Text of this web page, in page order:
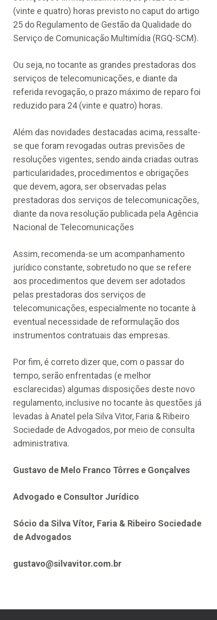
(vinte e quatro) horas previsto no caput do artigo
25 do Regulamento de Gestão da Qualidade do
Serviço de Comunicação Multimídia (RGQ-SCM).
Ou seja, no tocante as grandes prestadoras dos
serviços de telecomunicações, e diante da
referida revogação, o prazo máximo de reparo foi
reduzido para 24 (vinte e quatro) horas.
Além das novidades destacadas acima, ressalte-
se que foram revogadas outras previsões de
resoluções vigentes, sendo ainda criadas outras
particularidades, procedimentos e obrigações
que devem, agora, ser observadas pelas
prestadoras dos serviços de telecomunicações,
diante da nova resolução publicada pela Agência
Nacional de Telecomunicações
Assim, recomenda-se um acompanhamento
jurídico constante, sobretudo no que se refere
aos procedimentos que devem ser adotados
pelas prestadoras dos serviços de
telecomunicações, especialmente no tocante à
eventual necessidade de reformulação dos
instrumentos contratuais das empresas.
Por fim, é correto dizer que, com o passar do
tempo, serão enfrentadas (e melhor
esclarecidas) algumas disposições deste novo
regulamento, inclusive no tocante às questões já
levadas à Anatel pela Silva Vitor, Faria & Ribeiro
Sociedade de Advogados, por meio de consulta
administrativa.
Gustavo de Melo Franco Tôrres e Gonçalves
Advogado e Consultor Jurídico
Sócio da Silva Vítor, Faria & Ribeiro Sociedade
de Advogados
gustavo@silvavitor.com.br